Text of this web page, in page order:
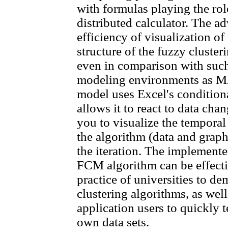
with formulas playing the
distributed calculator. The
efficiency of visualization of
structure of the fuzzy
even in comparison with
modeling environments as
model uses Excel's
allows it to react to data
you to visualize the
the algorithm (data and
the iteration. The
FCM algorithm can be
practice of universities to
clustering algorithms, as
application users to quickly
own data sets.